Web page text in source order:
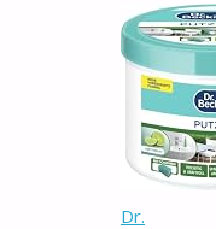
Dr.